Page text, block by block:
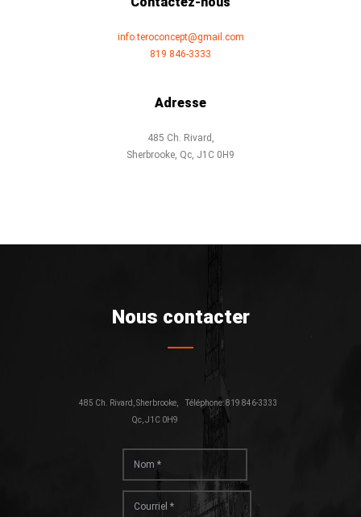
info.teroconcept@gmail.com
819 846-3333
Adresse
485 Ch. Rivard,
Sherbrooke, Qc, J1C 0H9
Nous contacter
Téléphone: 819 846-3333
485 Ch. Rivard, Sherbrooke,
Qc, J1C 0H9